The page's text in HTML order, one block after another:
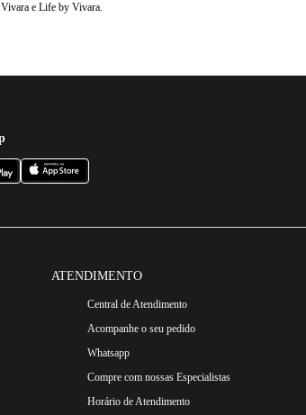
e Life by Vivara.
ATENDIMENTO
Central de Atendimento
Acompanhe o seu pedido
Whatsapp
Compre com nossas Especialistas
Horário de Atendimento